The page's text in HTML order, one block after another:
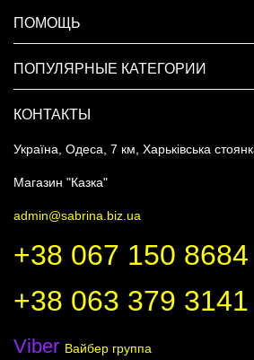
ПОМОЩЬ
ПОПУЛЯРНЫЕ КАТЕГОРИИ
КОНТАКТЫ
Україна, Одеса, 7 км, Харьківська
Магазин "Казка"
admin@sabrina.biz.ua
+38 067 150 8684
+38 063 379 3141
Viber Вайбер группа